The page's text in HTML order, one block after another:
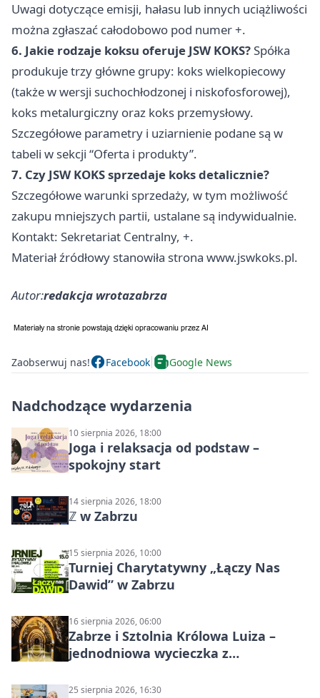
Uwagi dotyczące emisji, hałasu lub innych uciążliwości
można zgłaszać całodobowo pod numer +.
6. Jakie rodzaje koksu oferuje JSW KOKS?Spółka
produkuje trzy główne grupy: koks wielkopiecowy
(także w wersji suchochłodzonej i niskofosforowej),
koks metalurgiczny oraz koks przemysłowy.
Szczegółowe parametry i uziarnienie podane są w
tabeli w sekcji “Oferta i produkty”.
7. Czy JSW KOKS sprzedaje koks detalicznie?
Szczegółowe warunki sprzedaży, w tym możliwość
zakupu mniejszych partii, ustalane są indywidualnie.
Kontakt: Sekretariat Centralny, +.
Materiał źródłowy stanowiła strona www.jswkoks.pl.
Autor:redakcja wrotazabrza
Zaobserwuj nas! Facebook Google News
Nadchodzące wydarzenia
10 sierpnia 2026, 18:00
Joga i relaksacja od podstaw –
spokojny start
14 sierpnia 2026, 18:00
ℤ w Zabrzu
15 sierpnia 2026, 10:00
Turniej Charytatywny „Łączy Nas
Dawid” w Zabrzu
16 sierpnia 2026, 06:00
Zabrze i Sztolnia Królowa Luiza –
jednodniowa wycieczka z
miasta
25 sierpnia 2026, 16:30